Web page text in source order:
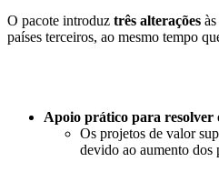
O pacote introduz três alterações
países terceiros, ao mesmo tempo
Apoio prático para resolver
Os projetos de valor
devido ao aumento dos